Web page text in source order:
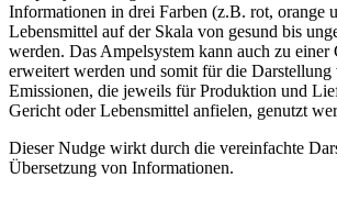
Informationen in drei Farben (z.B. rot, orange
Lebensmittel auf der Skala von gesund bis
werden. Das Ampelsystem kann auch zu
erweitert werden und somit für die
Emissionen, die jeweils für Produktion und
Gericht oder Lebensmittel anfielen, genutzt
Dieser Nudge wirkt durch die vereinfachte
Übersetzung von Informationen.